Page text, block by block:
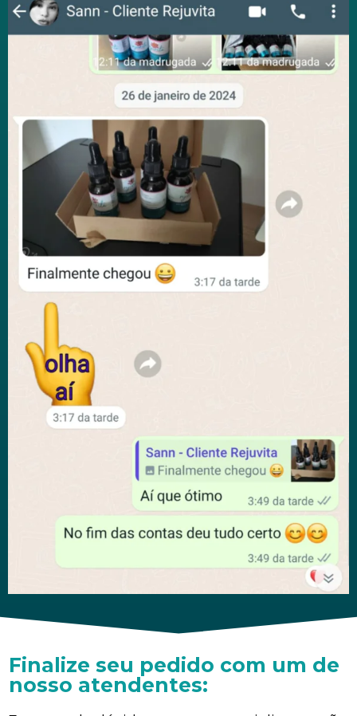
Finalize seu pedido com um de
nosso atendentes: